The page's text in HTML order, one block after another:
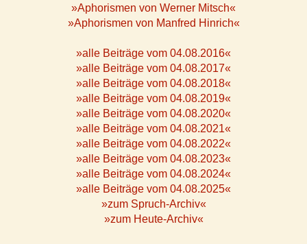
»Aphorismen von Werner Mitsch«
»Aphorismen von Manfred Hinrich«
»alle Beiträge vom 04.08.2016«
»alle Beiträge vom 04.08.2017«
»alle Beiträge vom 04.08.2018«
»alle Beiträge vom 04.08.2019«
»alle Beiträge vom 04.08.2020«
»alle Beiträge vom 04.08.2021«
»alle Beiträge vom 04.08.2022«
»alle Beiträge vom 04.08.2023«
»alle Beiträge vom 04.08.2024«
»alle Beiträge vom 04.08.2025«
»zum Spruch-Archiv«
»zum Heute-Archiv«